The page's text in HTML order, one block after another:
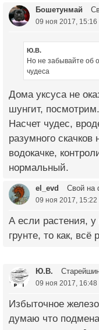
Бошетунмай
09 ноя 2017, 15:16
Ю.В.
Но не забывайте об
чудеса
Дома уксуса не
шунгит, посмотрим.
Насчет чудес,
разумного
водокачке,
нормальный.
el_evd Свой на
09 ноя 2017, 15:22
А если растения, у
грунте, то как, всё
Ю.В.
09 ноя 2017, 16:48
Избыточное
думаю что